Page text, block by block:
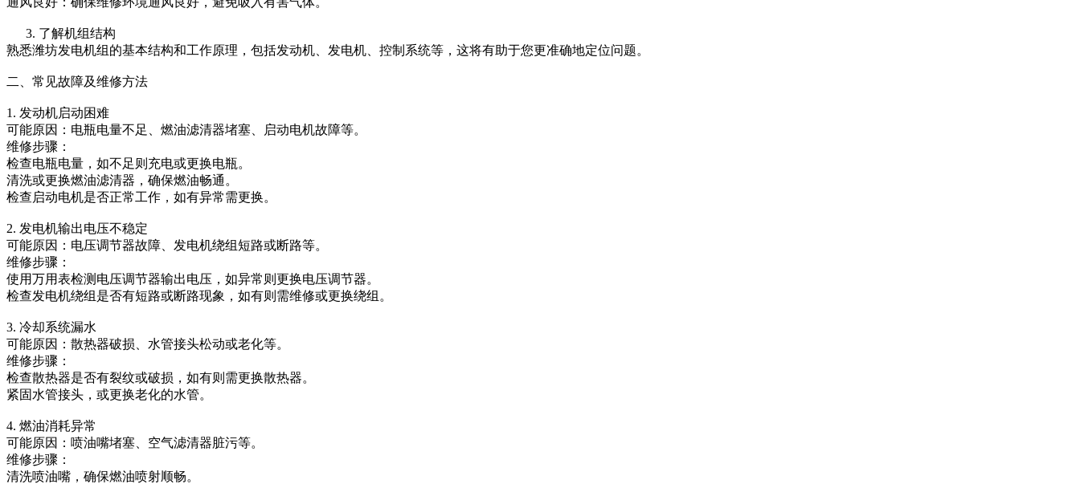
3. 了解机组结构
熟悉潍坊发电机组的基本结构和工作原理，包括发动机、发电机、控制系统等，这将有助于您更准确地定位问题。
二、常见故障及维修方法
1. 发动机启动困难
可能原因：电瓶电量不足、燃油滤清器堵塞、启动电机故障等。
维修步骤：
检查电瓶电量，如不足则充电或更换电瓶。
清洗或更换燃油滤清器，确保燃油畅通。
检查启动电机是否正常工作，如有异常需更换。
2. 发电机输出电压不稳定
可能原因：电压调节器故障、发电机绕组短路或断路等。
维修步骤：
使用万用表检测电压调节器输出电压，如异常则更换电压调节器。
检查发电机绕组是否有短路或断路现象，如有则需维修或更换绕组。
3. 冷却系统漏水
可能原因：散热器破损、水管接头松动或老化等。
维修步骤：
检查散热器是否有裂纹或破损，如有则需更换散热器。
紧固水管接头，或更换老化的水管。
4. 燃油消耗异常
可能原因：喷油嘴堵塞、空气滤清器脏污等。
维修步骤：
清洗喷油嘴，确保燃油喷射顺畅。